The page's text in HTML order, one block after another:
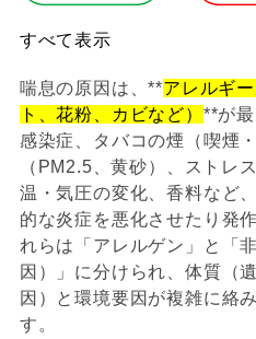
すべて表示
喘息の原因は、**アレルギ
ト、花粉、カビなど） **が
感染症、タバコの煙（喫煙
（PM2.5、黄砂）、ストレ
温・気圧の変化、香料など
的な炎症を悪化させたり発
れらは「アレルゲン」と「
因）」に分けられ、体質（
因）と環境要因が複雑に絡
す。